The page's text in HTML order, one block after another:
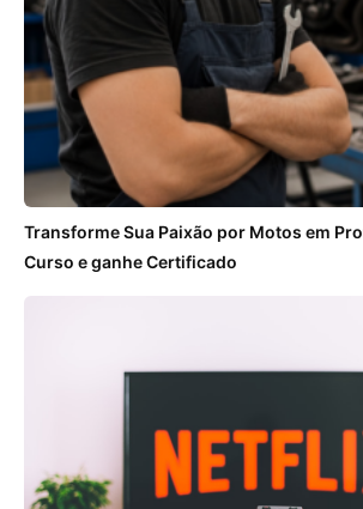
Transforme Sua Paixão por Motos em
Curso e ganhe Certificado